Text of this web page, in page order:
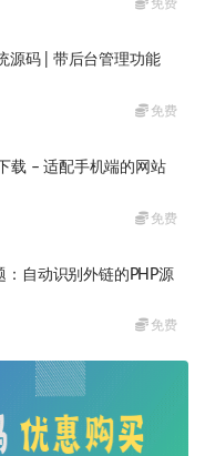
免费
源码 | 带后台管理功能
免费
载 – 适配手机端的网站
免费
：自动识别外链的PHP源
免费